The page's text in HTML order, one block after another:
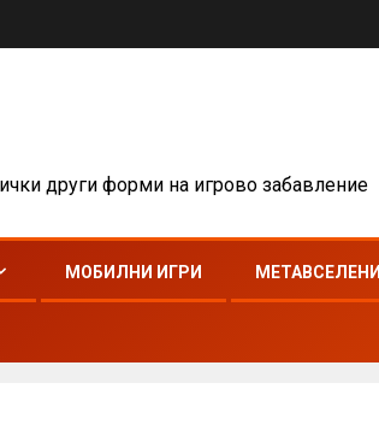
други форми на игрово забавление
МОБИЛНИ ИГРИ МЕТАВСЕЛЕНИ